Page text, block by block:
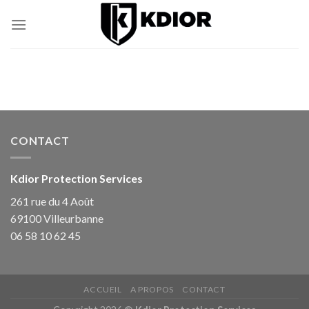
CONTACT
Kdior Protection Services
261 rue du 4 Août
69100 Villeurbanne
06 58 10 62 45
ACCUEIL A PROPOS CONTACT